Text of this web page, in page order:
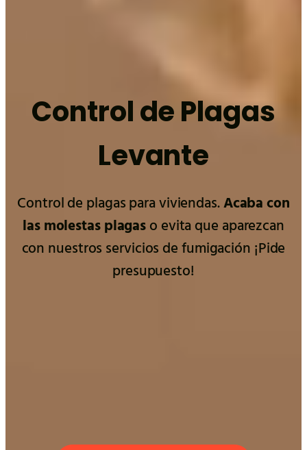
Control de Plagas
Levante
Control de plagas para viviendas.Acaba con
las molestas plagaso evita que aparezcan
con nuestros servicios de fumigación ¡Pide
presupuesto!